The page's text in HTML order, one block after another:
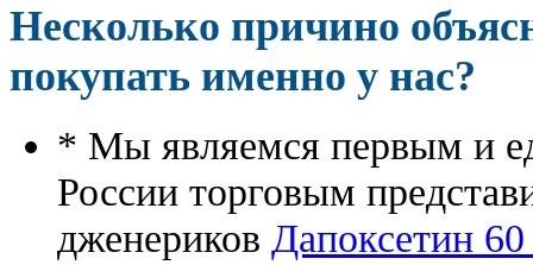
Несколько причино
покупать именно у нас?
* Мы являемся первым и
России торговым
дженериков Дапоксетин